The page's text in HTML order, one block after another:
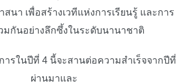
นา เพื่อสร้างเวทีแห่งการเรียนรู้ และการ
มกันอย่างลึกซึ้งในระดับนานาชาติ
ารในปีที่ 4 นี้จะสานต่อความสำเร็จจากปีที่
ผ่านมาและ